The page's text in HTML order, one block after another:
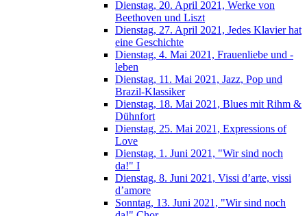
Dienstag, 20. April 2021, Werke von
Beethoven und Liszt
Dienstag, 27. April 2021, Jedes Klavier hat
eine Geschichte
Dienstag, 4. Mai 2021, Frauenliebe und -
leben
Dienstag, 11. Mai 2021, Jazz, Pop und
Brazil-Klassiker
Dienstag, 18. Mai 2021, Blues mit Rihm &
Dühnfort
Dienstag, 25. Mai 2021, Expressions of
Love
Dienstag, 1. Juni 2021, "Wir sind noch
da!" I
Dienstag, 8. Juni 2021, Vissi d’arte, vissi
d’amore
Sonntag, 13. Juni 2021, "Wir sind noch